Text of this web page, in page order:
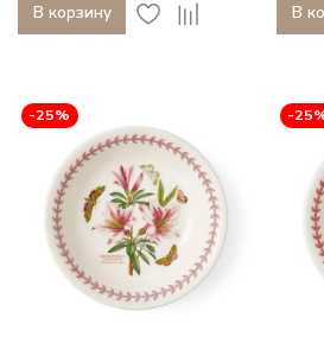
В корзину В
-25% -